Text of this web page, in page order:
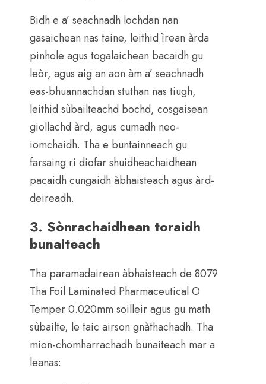
Bidh e a’ seachnadh lochdan nan
gasaichean nas taine, leithid ìrean àrda
pinhole agus togalaichean bacaidh gu
leòr, agus aig an aon àm a’ seachnadh
eas-bhuannachdan stuthan nas tiugh,
leithid sùbailteachd bochd, cosgaisean
giollachd àrd, agus cumadh neo-
iomchaidh. Tha e buntainneach gu
farsaing ri diofar shuidheachaidhean
pacaidh cungaidh àbhaisteach agus àrd-
deireadh.
3. Sònrachaidhean toraidh
bunaiteach
Tha paramadairean àbhaisteach de 8079
Tha Foil Laminated Pharmaceutical O
Temper 0.020mm soilleir agus gu math
sùbailte, le taic airson gnàthachadh. Tha
mion-chomharrachadh bunaiteach mar a
leanas: